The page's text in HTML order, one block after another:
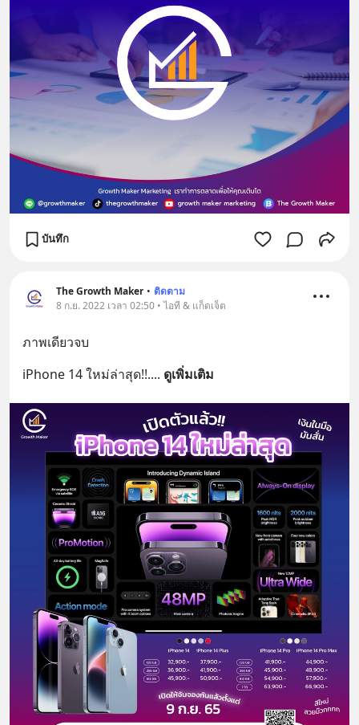
บันทึก
The Growth Maker • ติดตาม
8 ก.ย. 2022 เวลา 02:50 • ไอที & แก็ดเจ็ต
ภาพเดียวจบ
iPhone 14 ใหม่ล่าสุด!!.... ดูเพิ่มเติม